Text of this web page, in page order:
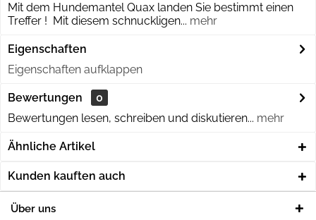
Mit dem Hundemantel Quax landen Sie bestimmt einen
Treffer ! Mit diesem schnuckligen... mehr
Eigenschaften
Eigenschaften aufklappen
Bewertungen
0
Bewertungen lesen, schreiben und diskutieren... mehr
Ähnliche Artikel
Kunden kauften auch
Über uns